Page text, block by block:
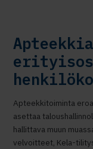
Apteekkitoiminta
asettaa
hallittava muun
velvoitteet, Kela-